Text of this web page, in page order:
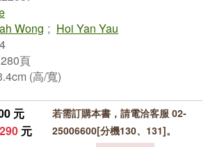
Wong ; Hoi Yan Yau
頁
(高/寬)
元
元
若需訂購本書，請電洽客服 02-
25006600[分機130、131]。